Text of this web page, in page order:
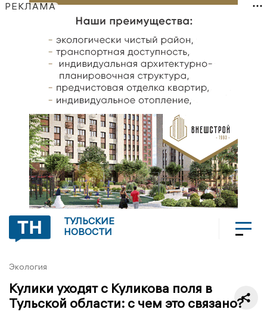
РЕКЛАМА
ТУЛЬСКИЕ
НОВОСТИ
Экология
Кулики уходят с Куликова поля в
Тульской области: с чем это связано?